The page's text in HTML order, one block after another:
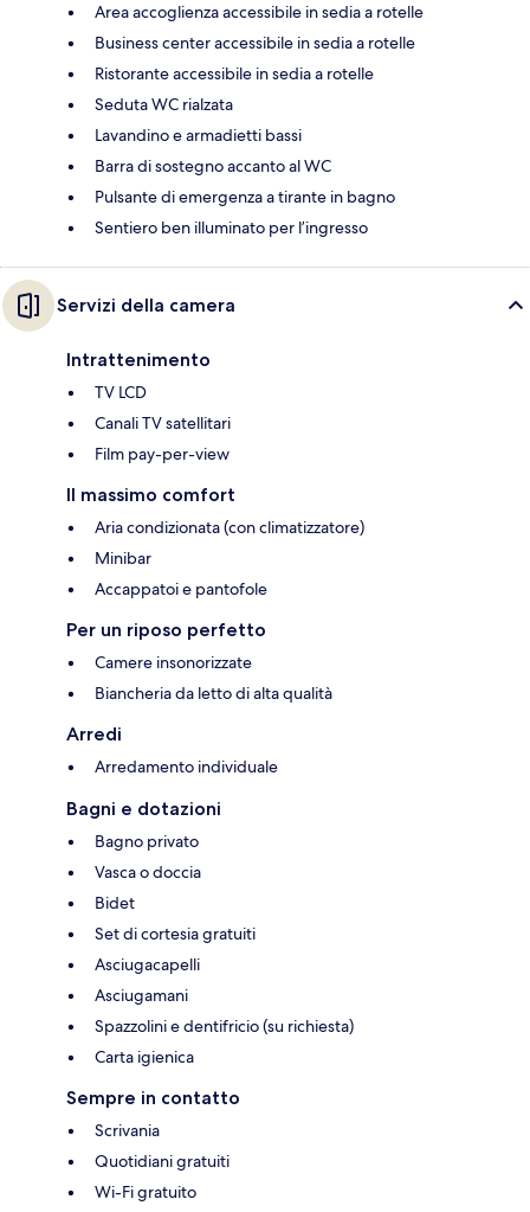
Area accoglienza accessibile in sedia a rotelle
Business center accessibile in sedia a rotelle
Ristorante accessibile in sedia a rotelle
Seduta WC rialzata
Lavandino e armadietti bassi
Barra di sostegno accanto al WC
Pulsante di emergenza a tirante in bagno
Sentiero ben illuminato per l’ingresso
Servizi della camera
Intrattenimento
TV LCD
Canali TV satellitari
Film pay-per-view
Il massimo comfort
Aria condizionata (con climatizzatore)
Minibar
Accappatoi e pantofole
Per un riposo perfetto
Camere insonorizzate
Biancheria da letto di alta qualità
Arredi
Arredamento individuale
Bagni e dotazioni
Bagno privato
Vasca o doccia
Bidet
Set di cortesia gratuiti
Asciugacapelli
Asciugamani
Spazzolini e dentifricio (su richiesta)
Carta igienica
Sempre in contatto
Scrivania
Quotidiani gratuiti
Wi-Fi gratuito